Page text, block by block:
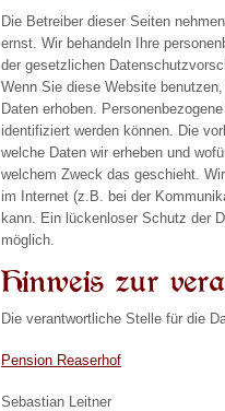
Die Betreiber dieser Seiten
ernst. Wir behandeln Ihre
der gesetzlichen
Wenn Sie diese Website
Daten erhoben.
identifiziert werden können. Die
welche Daten wir erheben und
welchem Zweck das geschieht.
im Internet (z.B. bei der
kann. Ein lückenloser Schutz der
möglich.
Hinweis zur
Die verantwortliche Stelle für die
Pension Reaserhof
Sebastian Leitner